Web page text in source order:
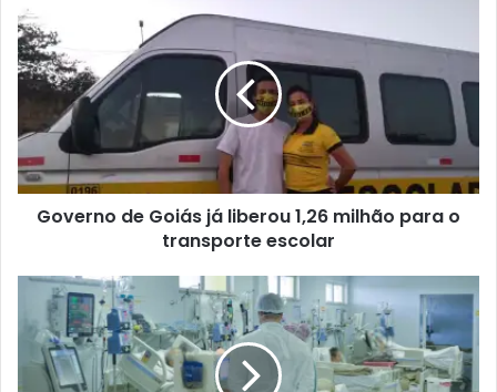
Governo de Goiás já liberou 1,26 milhão para o
transporte escolar